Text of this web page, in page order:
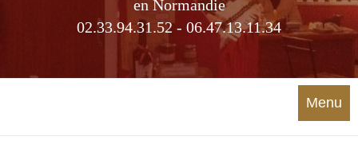
en Normandie
02.33.94.31.52 - 06.47.13.11.34
Menu